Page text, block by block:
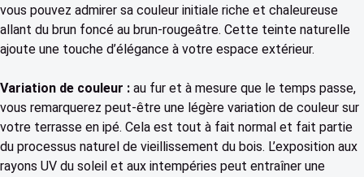
vous pouvez admirer sa couleur initiale riche et chaleureuse
allant du brun foncé au brun-rougeâtre. Cette teinte naturelle
ajoute une touche d’élégance à votre espace extérieur.
Variation de couleur : au fur et à mesure que le temps passe,
vous remarquerez peut-être une légère variation de couleur sur
votre terrasse en ipé. Cela est tout à fait normal et fait partie
du processus naturel de vieillissement du bois. L’exposition aux
rayons UV du soleil et aux intempéries peut entraîner une